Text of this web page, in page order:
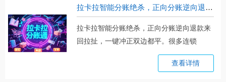
拉卡拉智能分账绝杀，正向分账逆向退款来回拉扯，一键冲正双边都平
拉卡拉智能分账绝杀，正向分账逆向退款来
回拉扯，一键冲正双边都平。很多连锁
查看详情